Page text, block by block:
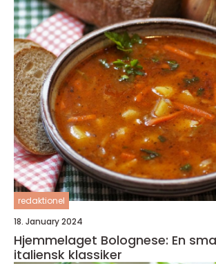
redaktionel
18. January 2024
Hjemmelaget Bolognese: En
italiensk klassiker